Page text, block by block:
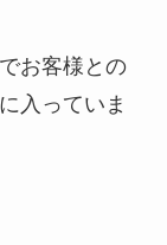
お客様との
入っていま